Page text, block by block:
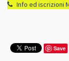
Info ed iscrizioni
Save